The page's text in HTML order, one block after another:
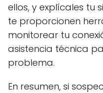
ellos, y explícales tu
te proporcionen
monitorear tu
asistencia técnica
problema.
En resumen, si